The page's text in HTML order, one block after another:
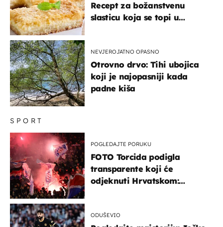
SPORT
POGLEDAJTE PORUKU
FOTO Torcida podigla
transparente koji će
odjeknuti Hrvatskom:
ODUŠEVIO
Recept za božanstvenu
slasticu koja se topi u
NEVJEROJATNO OPASNO
Otrovno drvo: Tihi ubojica
koji je najopasniji kada
padne kiša